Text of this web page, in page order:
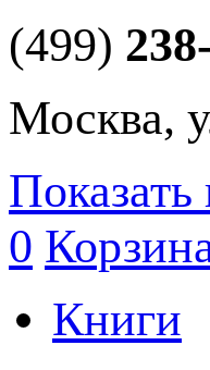
(499)
Москва,
Показать
0
Книги